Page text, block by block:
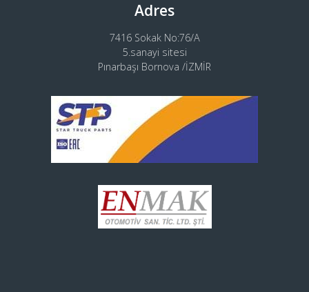
Adres
7416 Sokak No:76/A
5.sanayi sitesi
Pınarbaşı Bornova /İZMİR